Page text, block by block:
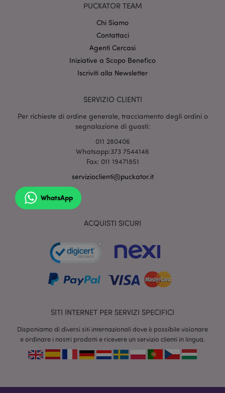
PUCKATOR TEAM
Chi Siamo
Contattaci
Agenti Cercasi
Iniziative a Scopo Benefico
Iscriviti alla Newsletter
SERVIZIO CLIENTI
Per richieste di ordine generale, tracciamento degli ordini o
segnalazione di guasti:
011 280406
Whatsapp:373 7544146
Fax: 011 19471851
servizioclienti@puckator.it
WhatsApp
ACQUISTI SICURI
SITI INTERNET PER SERVIZI SPECIFICI
Disponiamo di diversi siti internazionali dove è possibile visionare
e ordinare i nostri prodotti e ricevere un servizio clienti in lingua.
mage-cache-sessid
section_data_ids
Adobe Inc.
www.puckator.it
l"Informativa sulla privacy di Google